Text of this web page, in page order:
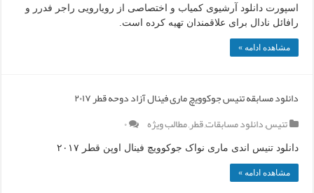
اسپورت دانلود آرشیوی کمیاب و اختصاصی از رویارویی راجر فدرر و
رافائل نادال برای علاقمندان تهیه کرده است.
مشاهده ادامه »
دانلود مسابقه تنیس جوکوویچ ماری فینال آزاد دوحه قطر ۲۰۱۷
تنیس,دانلود مسابقات,قطر,مطالب ویژه ۰
دانلود تنیس اندی ماری نواک جوکوویچ فینال اوپن قطر ۲۰۱۷
مشاهده ادامه »